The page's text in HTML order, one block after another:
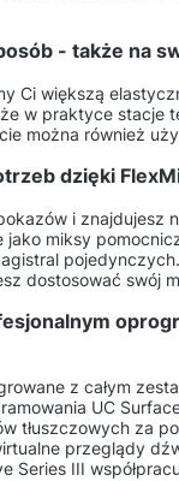
- także na
Ci większą
w praktyce stacje
można również
dzięki
i
miksy
dostosować
z całym
UC
tłuszczowych za
przeglądy
Series III